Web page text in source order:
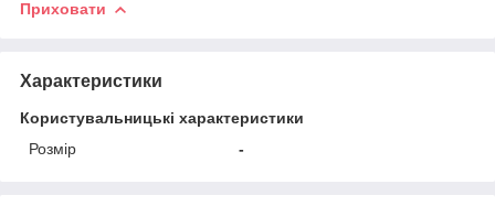
Приховати
Характеристики
Користувальницькі характеристики
Розмір
-